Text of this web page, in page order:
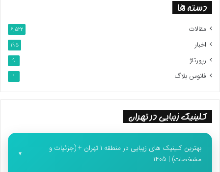
دسته ها
مقالات 6,522
اخبار 195
رپورتاژ 9
فانوس بلاگ 1
کلینیک زیبایی در تهران
بهترین کلینیک های زیبایی در منطقه 1 تهران + (جزئیات و
مشخصات) | 1405